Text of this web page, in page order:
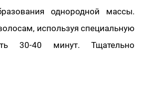
однородной массы.
используя специальную
30-40 минут. Тщательно